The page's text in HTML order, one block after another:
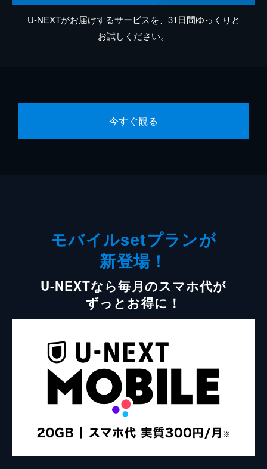
U-NEXTがお届けするサービスを、31日間ゆっくりと
お試しください。
今すぐ観る
モバイルsetプランが
新登場！
U-NEXTなら毎月のスマホ代が
ずっとお得に！